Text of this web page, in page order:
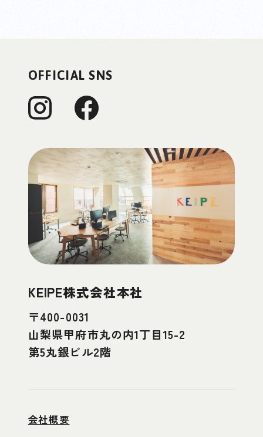
OFFICIAL SNS
KEIPE株式会社本社
〒400-0031
山梨県甲府市丸の内1丁目15-2
第5丸銀ビル2階
会社概要